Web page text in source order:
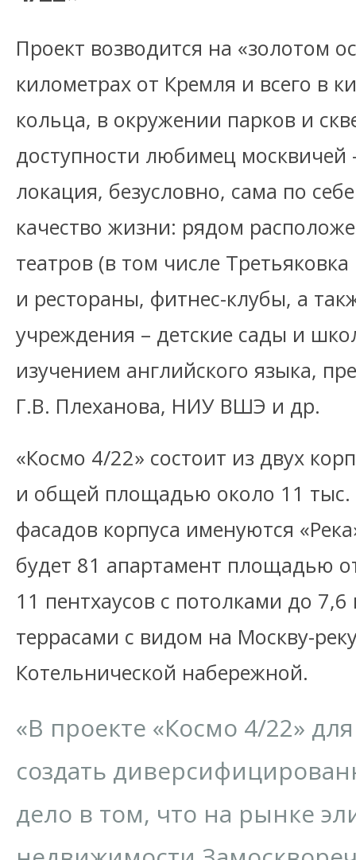
Проект возводится на «золотом
километрах от Кремля и всего в
кольца, в окружении парков и
доступности любимец
локация, безусловно, сама по
качество жизни: рядом
театров (в том числе
и рестораны, фитнес-клубы, а
учреждения – детские сады и
изучением английского языка,
Г.В. Плеханова, НИУ ВШЭ и др.
«Космо 4/22» состоит из двух
и общей площадью около 11 тыс.
фасадов корпуса именуются
будет 81 апартамент площадью
11 пентхаусов с потолками до
террасами с видом на Москву-
Котельнической набережной.
«В проекте «Космо 4/22»
создать
дело в том, что на рынке